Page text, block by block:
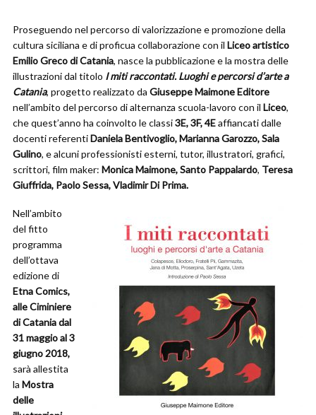
Proseguendo nel percorso di valorizzazione e promozione della
cultura siciliana e di proficua collaborazione con il Liceo artistico
Emilio Greco di Catania, nasce la pubblicazione e la mostra delle
illustrazioni dal titolo I miti raccontati. Luoghi e percorsi d’arte a
Catania, progetto realizzato da Giuseppe Maimone Editore
nell’ambito del percorso di alternanza scuola-lavoro con il Liceo,
che quest’anno ha coinvolto le classi3E, 3F, 4Eaffiancati dalle
docenti referentiDaniela Bentivoglio, Marianna Garozzo, Sala
Gulino, e alcuni professionisti esterni, tutor, illustratori, grafici,
scrittori, film maker: Monica Maimone, Santo Pappalardo, Teresa
Giuffrida, Paolo Sessa, Vladimir Di Prima.
Nell’ambito
del fitto
programma
dell’ottava
edizione di
Etna Comics,
alle Ciminiere
di Catania dal
31 maggio al 3
giugno 2018,
sarà allestita
la Mostra
delle